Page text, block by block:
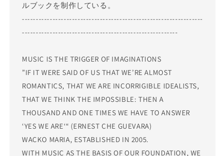
ルブックを制作している。
-----------------------------------------------------------------
--------------------------------------------------------
MUSIC IS THE TRIGGER OF IMAGINATIONS
”IF IT WERE SAID OF US THAT WE’RE ALMOST
ROMANTICS, THAT WE ARE INCORRIGIBLE IDEALISTS,
THAT WE THINK THE IMPOSSIBLE: THEN A
THOUSAND AND ONE TIMES WE HAVE TO ANSWER
‘YES WE ARE‘“ (ERNEST CHE GUEVARA)
WACKO MARIA, ESTABLISHED IN 2005.
WITH MUSIC AS THE BASIS OF OUR FOUNDATION, WE